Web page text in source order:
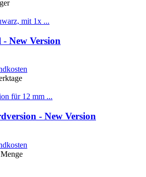
New Version
- New Version